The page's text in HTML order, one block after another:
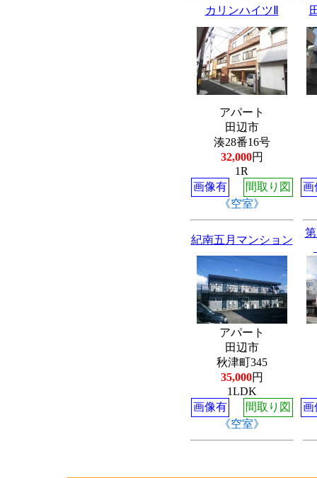
カリンハイツⅡ
アパート
田辺市
湊28番16号
32,000円
1R
画像有
間取り図
《空室》
画
紀南五月マンション
アパート
田辺市
秋津町345
35,000円
1LDK
画像有
間取り図
《空室》
画